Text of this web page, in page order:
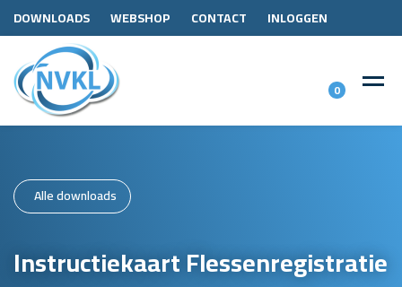
DOWNLOADS WEBSHOP CONTACT INLOGGEN
0
Alle downloads
Instructiekaart Flessenregistratie